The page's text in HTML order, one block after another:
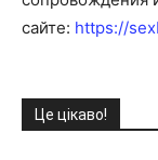
сайте: https://
Це цікаво!